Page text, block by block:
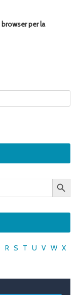
per la
Search Button
R S T U V W X